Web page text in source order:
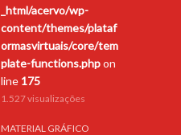
_html/acervo/wp-
content/themes/plataf
ormasvirtuais/core/tem
plate-functions.phpon
line 175
1.527 visualizações
MATERIAL GRÁFICO